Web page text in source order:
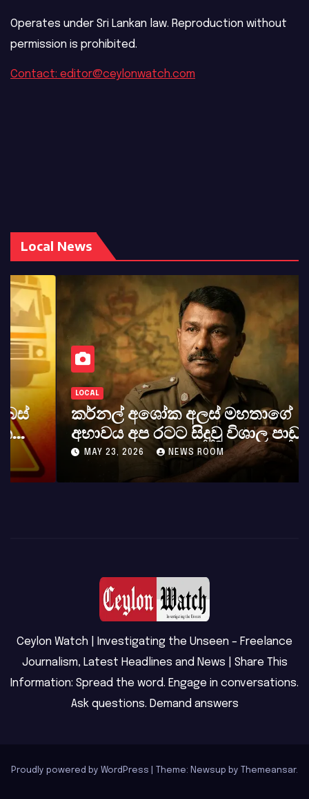
Operates under Sri Lankan law. Reproduction without
permission is prohibited.
Contact: editor@ceylonwatch.com
Local News
කර්නල් අශෝක අලස් මහතාගේ
අභාවය අප රටට සිදුවූ විශාල පාඩුවකි
MAY 23, 2026 NEWS ROOM
Ceylon Watch | Investigating the Unseen – Freelance
Journalism, Latest Headlines and News | Share This
Information: Spread the word. Engage in conversations.
Ask questions. Demand answers
Proudly powered by WordPress Theme: Newsup by Themeansar.